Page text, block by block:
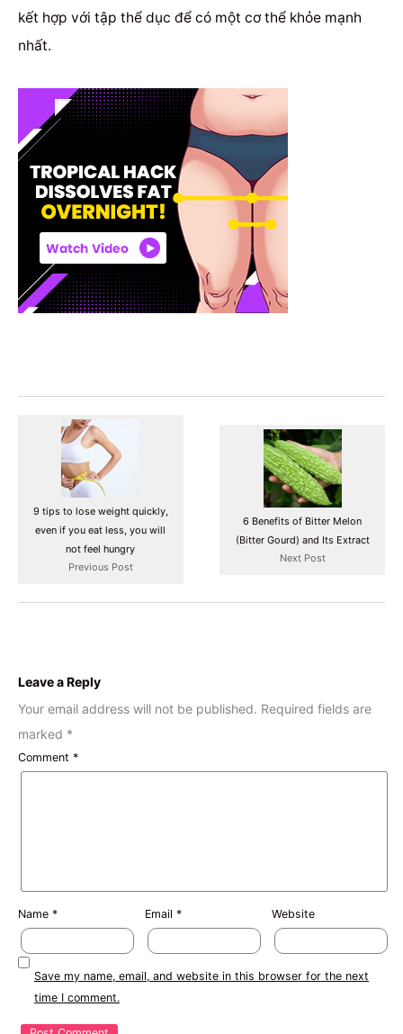
kết hợp với tập thể dục để có một cơ thể khỏe mạnh
nhất.
9 tips to lose weight quickly,
even if you eat less, you will
not feel hungry
Previous Post
6 Benefits of Bitter Melon
(Bitter Gourd) and Its Extract
Next Post
Leave a Reply
Your email address will not be published. Required fields are
marked *
Comment *
Name * Email * Website
Save my name, email, and website in this browser for the next
time I comment.